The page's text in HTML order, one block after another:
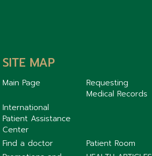
SITE MAP
Main Page
Requesting
Medical Records
International
Patient Assistance
Center
Find a doctor
Patient Room